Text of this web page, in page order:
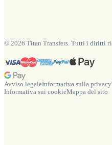
© 2026 Titan Transfers. Tutti i diritti
Avviso legaleInformativa sulla privacy
Informativa sui cookieMappa del sito